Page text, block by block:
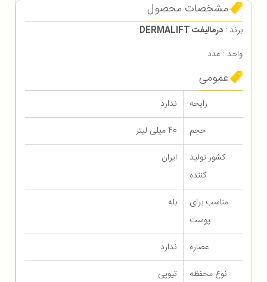
مشخصات محصول
برند : درمالیفت DERMALIFT
واحد : عدد
عمومی
رایحه
ندارد
حجم
40 میلی لیتر
کشور تولید
کننده
ایران
مناسب برای
پوست
بله
عصاره
ندارد
نوع محفظه
تیوپی